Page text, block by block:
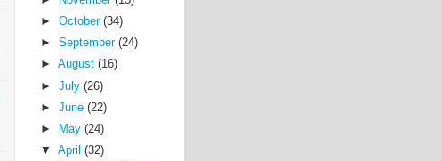
► October (34)
► September (24)
► August (16)
► July (26)
► June (22)
►
May (24)
▼ April (32)